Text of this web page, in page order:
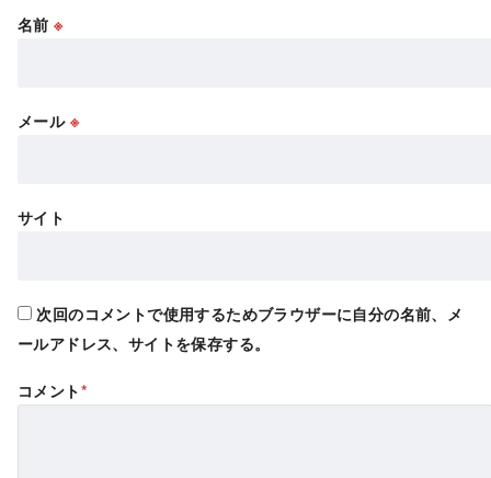
名前※
メール ※
サイト
次回のコメントで使用するためブラウザーに自分の名前、メ
ールアドレス、サイトを保存する。
コメント*